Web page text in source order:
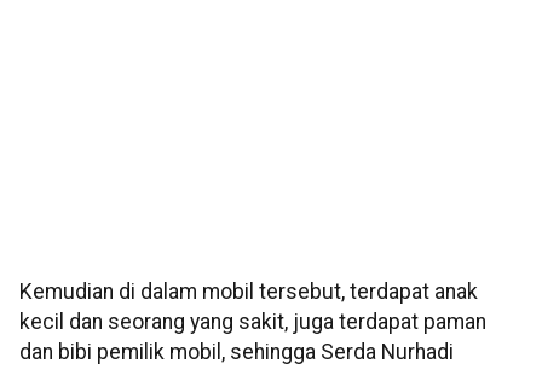
Kemudian di dalam mobil tersebut, terdapat anak
kecil dan seorang yang sakit, juga terdapat paman
dan bibi pemilik mobil, sehingga Serda Nurhadi